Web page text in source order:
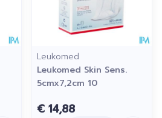
Leukomed
Leukomed Skin Sens.
5cmx7,2cm 10
€ 14,88